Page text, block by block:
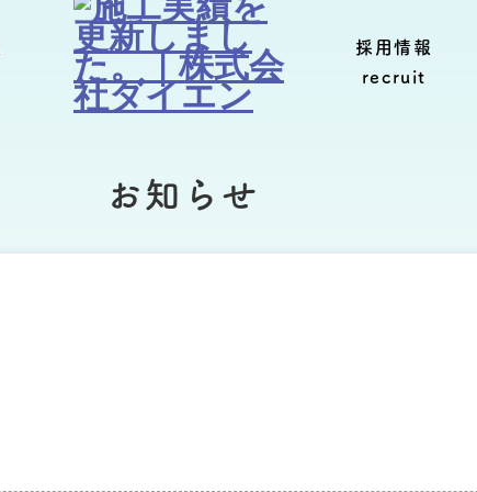
採用情報
recruit
お知らせ